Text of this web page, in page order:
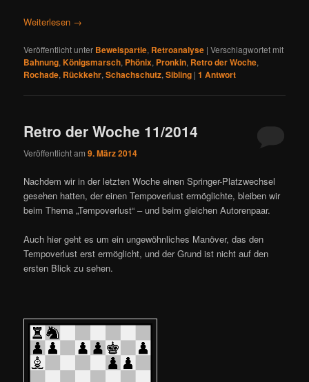
Weiterlesen →
Veröffentlicht unter Beweispartie, Retroanalyse |Verschlagwortet mit
Bahnung,Königsmarsch, Phönix, Pronkin, Retro der Woche,
Rochade, Rückkehr,Schachschutz,Sibling |1 Antwort
Retro der Woche 11/2014
Veröffentlicht am9. März 2014
Nachdem wir in der letzten Woche einen Springer-Platzwechsel
gesehen hatten, der einen Tempoverlust ermöglichte, bleiben wir
beim Thema „Tempoverlust“ – und beim gleichen Autorenpaar.
Auch hier geht es um ein ungewöhnliches Manöver, das den
Tempoverlust erst ermöglicht, und der Grund ist nicht auf den
ersten Blick zu sehen.